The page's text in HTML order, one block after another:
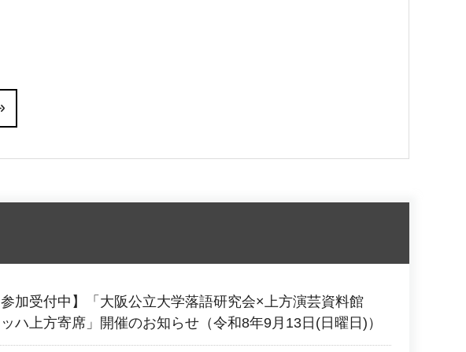
参加受付中】「大阪公立大学落語研究会×上方演芸資料館
ハ上方寄席」開催のお知らせ（令和8年9月13日(日曜日)）